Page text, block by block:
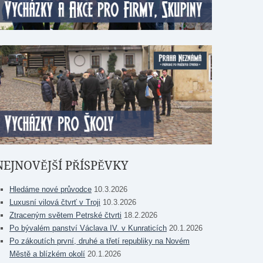
PŘÍSPĚVKY
Hledáme nové průvodce 10.3.2026
Luxusní vilová čtvrť v Troji 10.3.2026
Ztraceným světem Petrské čtvrti 18.2.2026
Po bývalém panství Václava IV. v Kunraticích 20.1.2026
Po zákoutích první, druhé a třetí republiky na Novém
Městě a blízkém okolí 20.1.2026